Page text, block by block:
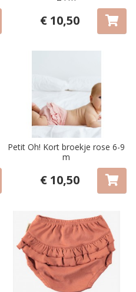
€ 10,50
Petit Oh! Kort broekje rose 6-9
m
€ 10,50